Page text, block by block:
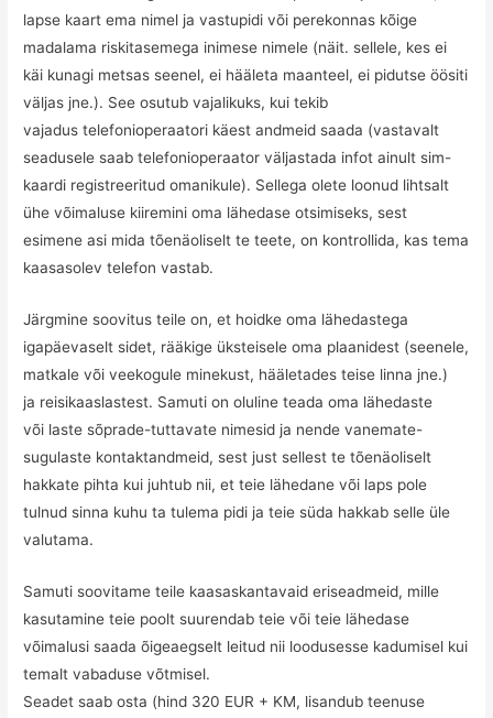
lapse kaart ema nimel ja vastupidi või perekonnas kõige
madalama riskitasemega inimese nimele (näit. sellele, kes ei
käi kunagi metsas seenel, ei hääleta maanteel, ei pidutse öösiti
väljas jne.). See osutub vajalikuks, kui tekib
vajadus telefonioperaatori käest andmeid saada (vastavalt
seadusele saab telefonioperaator väljastada infot ainult sim-
kaardi registreeritud omanikule). Sellega olete loonud lihtsalt
ühe võimaluse kiiremini oma lähedase otsimiseks, sest
esimene asi mida tõenäoliselt te teete, on kontrollida, kas tema
kaasasolev telefon vastab.
Järgmine soovitus teile on, et hoidke oma lähedastega
igapäevaselt sidet, rääkige üksteisele oma plaanidest (seenele,
matkale või veekogule minekust, hääletades teise linna jne.)
ja reisikaaslastest. Samuti on oluline teada oma lähedaste
või laste sõprade-tuttavate nimesid ja nende vanemate-
sugulaste kontaktandmeid, sest just sellest te tõenäoliselt
hakkate pihta kui juhtub nii, et teie lähedane või laps pole
tulnud sinna kuhu ta tulema pidi ja teie süda hakkab selle üle
valutama.
Samuti soovitame teile kaasaskantavaid eriseadmeid, mille
kasutamine teie poolt suurendab teie või teie lähedase
võimalusi saada õigeaegselt leitud nii loodusesse kadumisel kui
temalt vabaduse võtmisel.
Seadet saab osta (hind 320 EUR + KM, lisandub teenuse